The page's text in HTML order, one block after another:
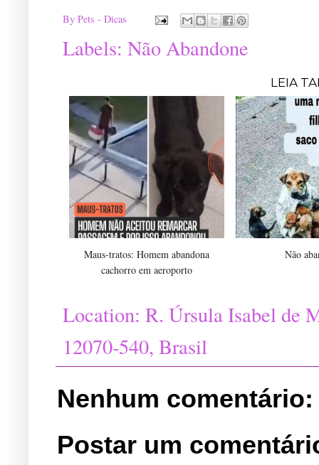
By Pets - Dicas
Labels: Não Abandone
LEIA
Maus-tratos: Homem abandona
cachorro em aeroporto
Não
Location: R. Úrsula Isabel de
12070-540, Brasil
Nenhum comentário:
Postar um